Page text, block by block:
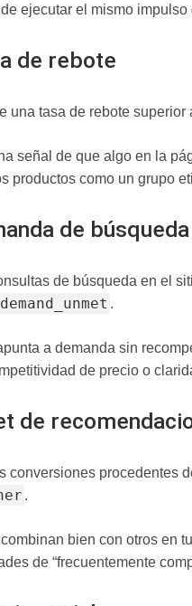
ejecutar el mismo
de rebote
una tasa de rebote
señal de que algo en la
productos como un grupo
de
de búsqueda en el
.
a demanda sin
de precio o
de
conversiones procedentes
.
bien con otros en
de “frecuentemente